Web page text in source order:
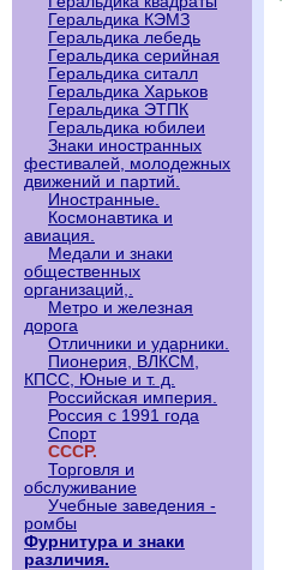
Геральдика КЭМЗ
Геральдика лебедь
Геральдика серийная
Геральдика ситалл
Геральдика Харьков
Геральдика ЭТПК
Геральдика юбилеи
Знаки иностранных
фестивалей, молодежных
движений и партий.
Иностранные.
Космонавтика и
авиация.
Медали и знаки
общественных
организаций,.
Метро и железная
дорога
Отличники и ударники.
Пионерия, ВЛКСМ,
КПСС, Юные и т. д.
Российская империя.
Россия с 1991 года
Спорт
СССР.
Торговля и
обслуживание
Учебные заведения -
ромбы
Фурнитура и знаки
различия.